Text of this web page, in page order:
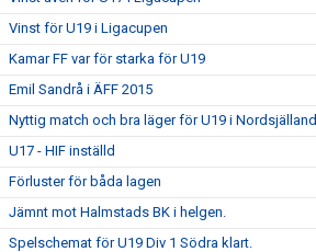
Vinst för U19 i Ligacupen
Kamar FF var för starka för U19
Emil Sandrå i ÄFF 2015
Nyttig match och bra läger för U19 i Nordsjälland
U17 - HIF inställd
Förluster för båda lagen
Jämnt mot Halmstads BK i helgen.
Spelschemat för U19 Div 1 Södra klart.